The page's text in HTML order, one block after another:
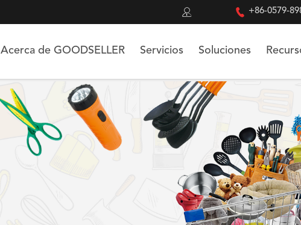
  +86-0579-
Acerca de GOODSELLER Servicios Soluciones